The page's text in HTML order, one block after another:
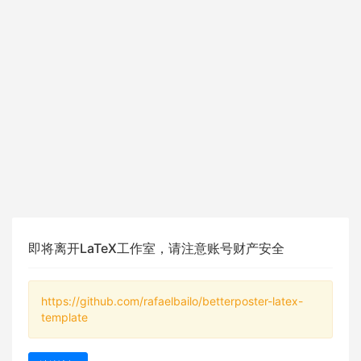
即将离开LaTeX工作室，请注意账号财产安全
https://github.com/rafaelbailo/betterposter-latex-
template